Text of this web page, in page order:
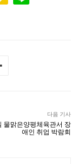
다음 기사
물맑은양평체육관서 장
애인 취업 박람회